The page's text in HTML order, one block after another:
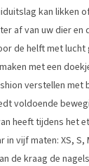
kan likken
af van uw dier en
de helft met lucht
met een
verstellen met
voldoende
heeft tijdens het
vijf maten: XS, S,
de kraag de